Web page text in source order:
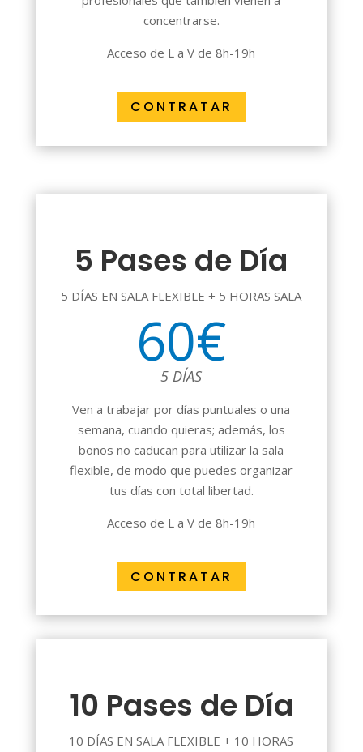
concentrarse.
Acceso de L a V de 8h-19h
CONTRATAR
5 Pases de Día
5 DÍAS EN SALA FLEXIBLE + 5 HORAS SALA
60€
5 DÍAS
Ven a trabajar por días puntuales o una
semana, cuando quieras; además, los
bonos no caducan para utilizar la sala
flexible, de modo que puedes organizar
tus días con total libertad.
Acceso de L a V de 8h-19h
CONTRATAR
10 Pases de Día
10 DÍAS EN SALA FLEXIBLE + 10 HORAS